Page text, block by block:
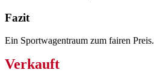
Fazit
Ein Sportwagentraum zum fairen Preis.
Verkauft